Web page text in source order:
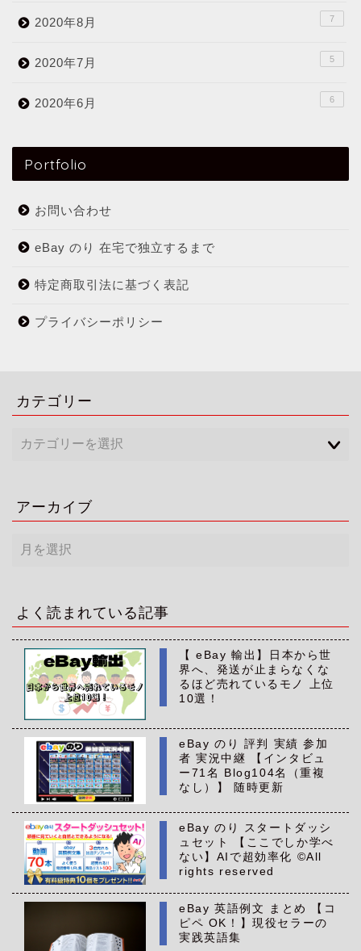
2020年8月 7
2020年7月 5
2020年6月 6
Portfolio
お問い合わせ
eBay のり 在宅で独立するまで
特定商取引法に基づく表記
プライバシーポリシー
カテゴリー
アーカイブ
ー
ブ
よく読まれている記事
【 eBay 輸出】日本から世
界へ、発送が止まらなくな
るほど売れているモノ 上位
10選！
eBay のり 評判 実績 参加
者 実況中継 【インタビュ
ー71名 Blog104名（重複
なし）】 随時更新
eBay のり スタートダッシ
ュセット 【ここでしか学べ
ない】AIで超効率化 ©All
rights reserved
eBay 英語例文 まとめ 【コ
ピペ OK！】現役セラーの
実践英語集